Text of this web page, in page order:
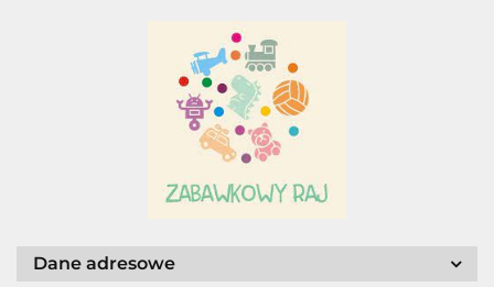
Dane adresowe